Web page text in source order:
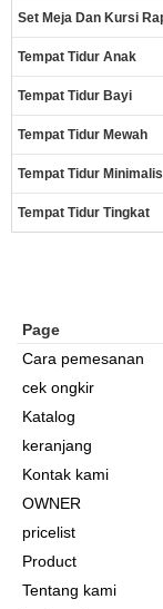
Set Meja Dan Kursi
Tempat Tidur Anak
Tempat Tidur Bayi
Tempat Tidur Mewah
Tempat Tidur Minimalis
Tempat Tidur Tingkat
Page
Cara pemesanan
cek ongkir
Katalog
keranjang
Kontak kami
OWNER
pricelist
Product
Tentang kami